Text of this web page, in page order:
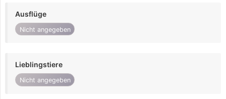
Ausflüge
Nicht angegeben
Lieblingstiere
Nicht angegeben